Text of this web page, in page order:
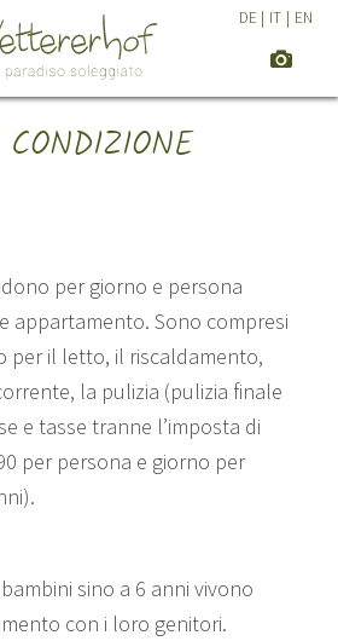
DE | IT | EN
per giorno e persona
appartamento. Sono compresi
per il letto, il riscaldamento,
la pulizia (pulizia finale
e tasse tranne l’imposta di
per persona e giorno per
sino a 6 anni vivono
con i loro genitori.